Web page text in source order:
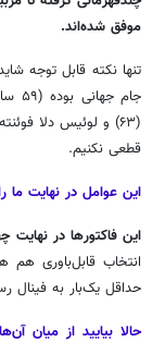
موفق شده‌اند.
تنها نکته قابل توجه
قطعی نکنیم.
این عوامل در نهایت ما
این فاکتورها در نهایت
انتخاب قابل‌باوری
حداقل یک‌بار به فینال
حالا بیایید از میان